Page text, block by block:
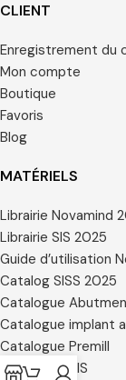
CLIENT
Enregistrement du
Mon compte
Boutique
Favoris
Blog
MATÉRIELS
Librairie Novamind
Librairie SIS 2025
Guide d’utilisation
Catalog SISS 2025
Catalogue
Catalogue implant
Catalogue Premill
Catalogue SIS